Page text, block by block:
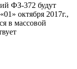
ФЗ-372 будут
октября 2017г.,
в массовой